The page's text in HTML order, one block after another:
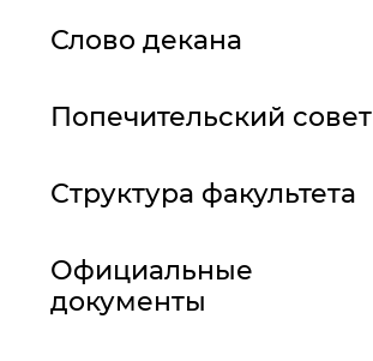
Слово декана
Попечительский совет
Структура факультета
Официальные
документы